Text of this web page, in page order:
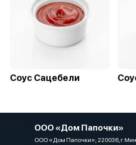
Соус Сацебели
ООО «Дом Папочки»
ООО «Дом Папочки»; 220036, г.